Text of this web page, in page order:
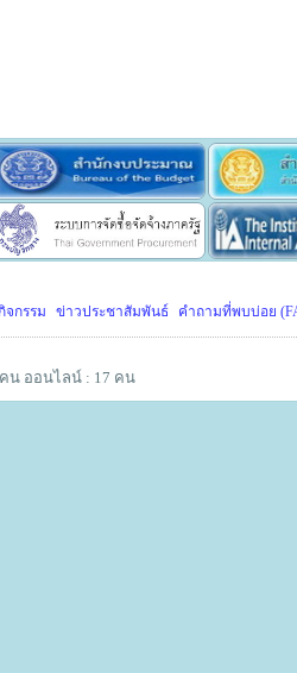
จกรรม ข่าวประชาสัมพันธ์ คำถามที่พบบ่อย
น ออนไลน์ : 17 คน